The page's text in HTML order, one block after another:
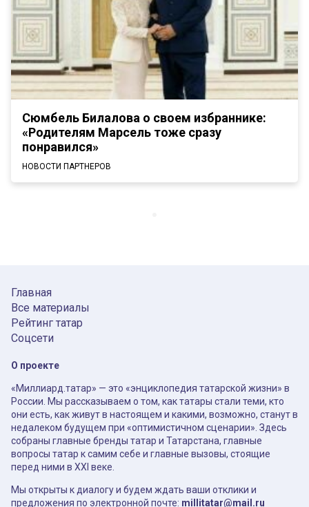
Сюмбель Билалова о своем избраннике:
«Родителям Марсель тоже сразу
понравился»
НОВОСТИ ПАРТНЕРОВ
Главная
Все материалы
Рейтинг татар
Соцсети
О проекте
«Миллиард.татар» — это «энциклопедия татарской жизни» в
России. Мы рассказываем о том, как татары стали теми, кто
они есть, как живут в настоящем и какими, возможно, станут в
недалеком будущем при «оптимистичном сценарии». Здесь
собраны главные бренды татар и Татарстана, главные
вопросы татар к самим себе и главные вызовы, стоящие
перед ними в XXI веке.
Мы открыты к диалогу и будем ждать ваши отклики и
предложения по электронной почте: millitatar@mail.ru